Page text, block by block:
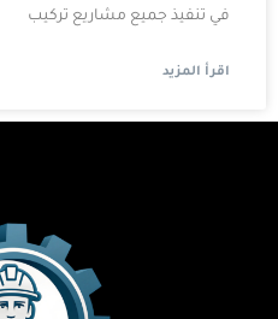
في تنفيذ جميع مشاريع تركيب
اقرأ المزيد